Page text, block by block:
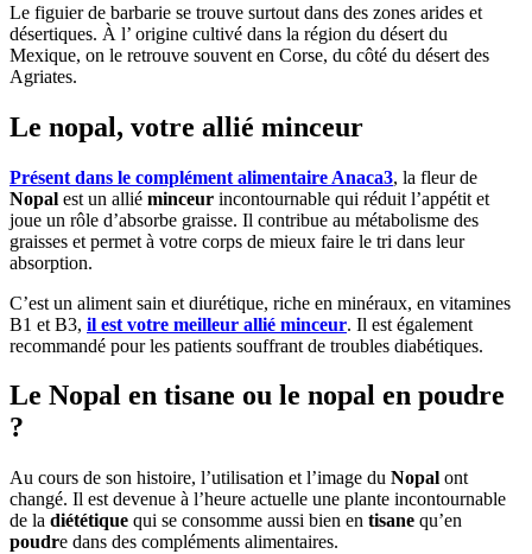
Le figuier de barbarie se trouve surtout dans des zones arides et
désertiques. À l’ origine cultivé dans la région du désert du
Mexique, on le retrouve souvent en Corse, du côté du désert des
Agriates.
Le nopal, votre allié minceur
Présent dans le complément alimentaire Anaca3, la fleur de
Nopal est un allié minceur incontournable qui réduit l’appétit et
joue un rôle d’absorbe graisse. Il contribue au métabolisme des
graisses et permet à votre corps de mieux faire le tri dans leur
absorption.
C’est un aliment sain et diurétique, riche en minéraux, en vitamines
B1 et B3, il est votre meilleur allié minceur. Il est également
recommandé pour les patients souffrant de troubles diabétiques.
Le Nopal en tisane ou le nopal en poudre
?
Au cours de son histoire, l’utilisation et l’image du Nopal ont
changé. Il est devenue à l’heure actuelle une plante incontournable
de la diététique qui se consomme aussi bien en tisane qu’en
poudre dans des compléments alimentaires.